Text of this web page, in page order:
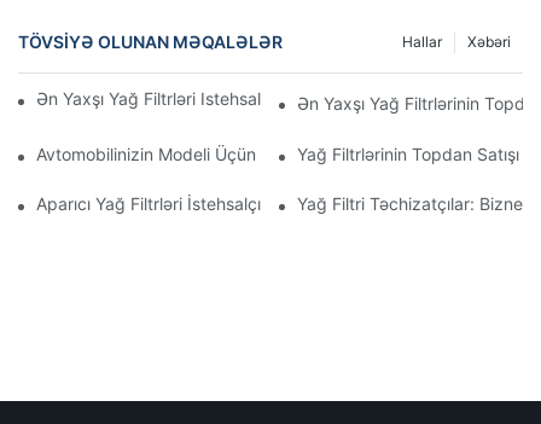
TÖVSIYƏ OLUNAN MƏQALƏLƏR Xəbəri
Hallar
Ən Yaxşı Yağ Filtrləri Istehsal Edən Şirkətlər: Hərtərəfli Baxış
Ən Yaxşı Yağ Filtrlərinin
Avtomobilinizin Modeli Üçün Düzgün Yağ Filtrinin Seçilməsi:
Yağ Filtrlərinin Topdan Satışı
Aparıcı Yağ Filtrləri İstehsalçılarına Və Onların İnnovasiyalarına
Yağ Filtri Təchizatçılar: